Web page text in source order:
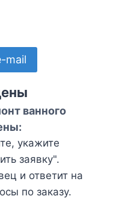
mail
ванного
укажите
заявку".
и ответит на
по заказу.